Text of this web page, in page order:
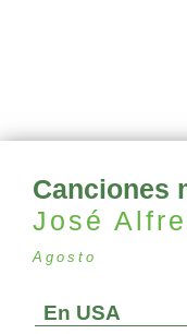
Canciones
José
Agosto
En USA